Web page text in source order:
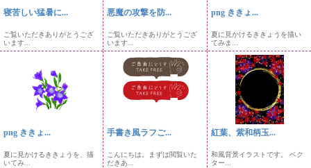
寝苦しい猛暑に...
ご覧いただきありがとうござ
います...
悪魔の攻撃を防...
ご覧いただきありがとうござ
います...
png ききょ...
夏に見かけるききょうを描い
てみま...
png ききょ...
夏に見かけるききょうを、描
いてみ...
手書き風ラフご...
こんにちは。まずは閲覧いた
だきあ...
紅葉、紫和柄玉...
和風背景イラストです。 ベク
ター...